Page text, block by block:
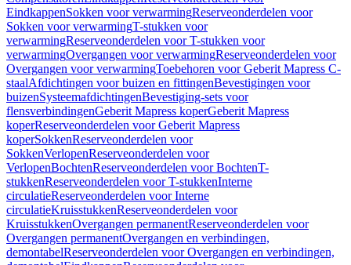
EindkappenSokken voor verwarmingReserveonderdelen voor
Sokken voor verwarmingT-stukken voor
verwarmingReserveonderdelen voor T-stukken voor
verwarmingOvergangen voor verwarmingReserveonderdelen voor
Overgangen voor verwarmingToebehoren voor Geberit Mapress C-
staalAfdichtingen voor buizen en fittingenBevestigingen voor
buizenSysteemafdichtingenBevestiging-sets voor
flensverbindingenGeberit Mapress koperGeberit Mapress
koperReserveonderdelen voor Geberit Mapress
koperSokkenReserveonderdelen voor
SokkenVerlopenReserveonderdelen voor
VerlopenBochtenReserveonderdelen voor BochtenT-
stukkenReserveonderdelen voor T-stukkenInterne
circulatieReserveonderdelen voor Interne
circulatieKruisstukkenReserveonderdelen voor
KruisstukkenOvergangen permanentReserveonderdelen voor
Overgangen permanentOvergangen en verbindingen,
demontabelReserveonderdelen voor Overgangen en verbindingen,